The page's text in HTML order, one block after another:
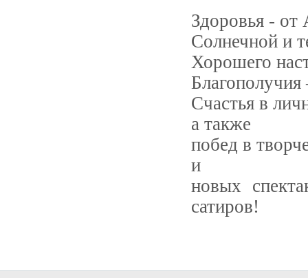
Здоровья - от
Солнечной и
Хорошего
Счастья в
а также
побед в
и
новых
сатиров!